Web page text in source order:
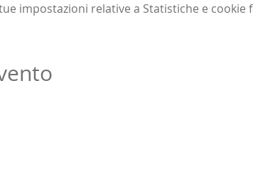
impostazioni relative a Statistiche e cookie